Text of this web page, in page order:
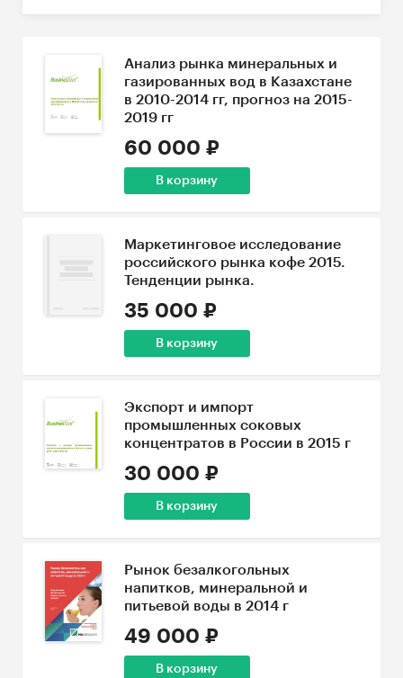
Анализ рынка минеральных и
газированных вод в Казахстане
в 2010-2014 гг, прогноз на 2015-
2019 гг
60 000 ₽
В корзину
Маркетинговое исследование
российского рынка кофе 2015.
Тенденции рынка.
35 000 ₽
В корзину
Экспорт и импорт
промышленных соковых
концентратов в России в 2015 г
30 000 ₽
В корзину
Рынок безалкогольных
напитков, минеральной и
питьевой воды в 2014 г
49 000 ₽
В корзину